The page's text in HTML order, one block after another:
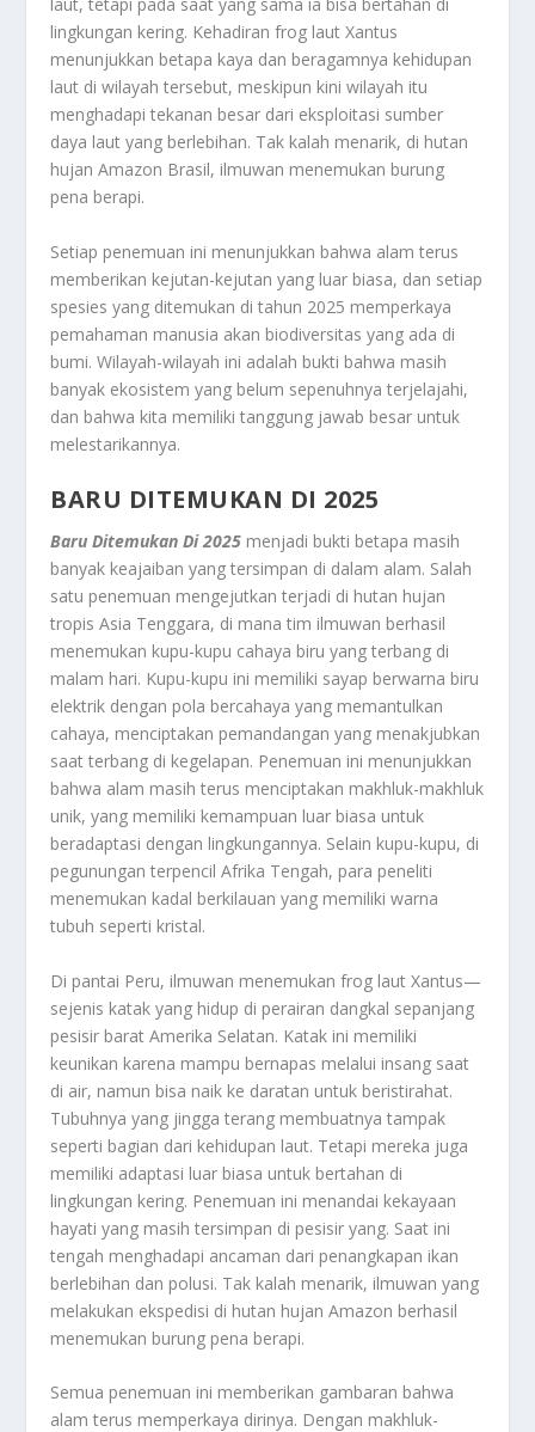
laut, tetapi pada saat yang sama ia bisa bertahan di
lingkungan kering. Kehadiran frog laut Xantus
menunjukkan betapa kaya dan beragamnya kehidupan
laut di wilayah tersebut, meskipun kini wilayah itu
menghadapi tekanan besar dari eksploitasi sumber
daya laut yang berlebihan. Tak kalah menarik, di hutan
hujan Amazon Brasil, ilmuwan menemukan burung
pena berapi.
Setiap penemuan ini menunjukkan bahwa alam terus
memberikan kejutan-kejutan yang luar biasa, dan setiap
spesies yang ditemukan di tahun 2025 memperkaya
pemahaman manusia akan biodiversitas yang ada di
bumi. Wilayah-wilayah ini adalah bukti bahwa masih
banyak ekosistem yang belum sepenuhnya terjelajahi,
dan bahwa kita memiliki tanggung jawab besar untuk
melestarikannya.
BARU DITEMUKAN DI 2025
Baru Ditemukan Di 2025 menjadi bukti betapa masih
banyak keajaiban yang tersimpan di dalam alam. Salah
satu penemuan mengejutkan terjadi di hutan hujan
tropis Asia Tenggara, di mana tim ilmuwan berhasil
menemukan kupu-kupu cahaya biru yang terbang di
malam hari. Kupu-kupu ini memiliki sayap berwarna biru
elektrik dengan pola bercahaya yang memantulkan
cahaya, menciptakan pemandangan yang menakjubkan
saat terbang di kegelapan. Penemuan ini menunjukkan
bahwa alam masih terus menciptakan makhluk-makhluk
unik, yang memiliki kemampuan luar biasa untuk
beradaptasi dengan lingkungannya. Selain kupu-kupu, di
pegunungan terpencil Afrika Tengah, para peneliti
menemukan kadal berkilauan yang memiliki warna
tubuh seperti kristal.
Di pantai Peru, ilmuwan menemukan frog laut Xantus—
sejenis katak yang hidup di perairan dangkal sepanjang
pesisir barat Amerika Selatan. Katak ini memiliki
keunikan karena mampu bernapas melalui insang saat
di air, namun bisa naik ke daratan untuk beristirahat.
Tubuhnya yang jingga terang membuatnya tampak
seperti bagian dari kehidupan laut. Tetapi mereka juga
memiliki adaptasi luar biasa untuk bertahan di
lingkungan kering. Penemuan ini menandai kekayaan
hayati yang masih tersimpan di pesisir yang. Saat ini
tengah menghadapi ancaman dari penangkapan ikan
berlebihan dan polusi. Tak kalah menarik, ilmuwan yang
melakukan ekspedisi di hutan hujan Amazon berhasil
menemukan burung pena berapi.
Semua penemuan ini memberikan gambaran bahwa
alam terus memperkaya dirinya. Dengan makhluk-